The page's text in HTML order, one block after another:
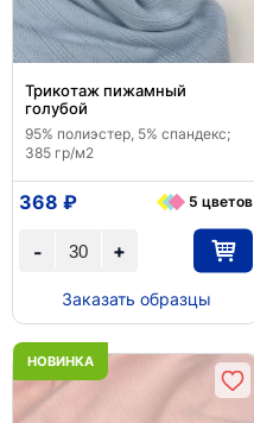
Трикотаж пижамный
голубой
95% полиэстер, 5% спандекс;
385 гр/м2
+
-
368 ₽ 5 цветов
Заказать образцы
НОВИНКА